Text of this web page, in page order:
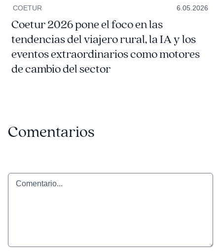
COETUR 6.05.2026
Coetur 2026 pone el foco en las
tendencias del viajero rural, la IA y los
eventos extraordinarios como motores
de cambio del sector
Comentarios
Comentario